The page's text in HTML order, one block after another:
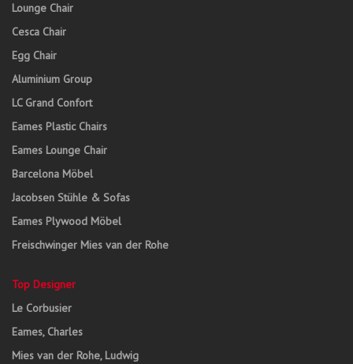
Lounge Chair
Cesca Chair
Egg Chair
Aluminium Group
LC Grand Confort
Eames Plastic Chairs
Eames Lounge Chair
Barcelona Möbel
Jacobsen Stühle & Sofas
Eames Plywood Möbel
Freischwinger Mies van der Rohe
Top Designer
Le Corbusier
Eames, Charles
Mies van der Rohe, Ludwig